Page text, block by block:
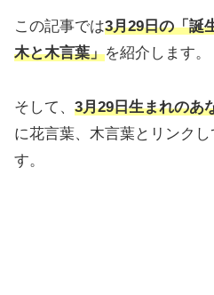
この記事では3月29日の「誕
木と木言葉」を紹介します。
そして、 3月29日生まれのあ
に花言葉、木言葉とリンク
す。